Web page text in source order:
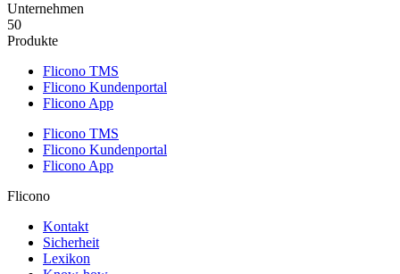
Unternehmen
50
Produkte
Flicono TMS
Flicono Kundenportal
Flicono App
Flicono TMS
Flicono Kundenportal
Flicono App
Flicono
Kontakt
Sicherheit
Lexikon